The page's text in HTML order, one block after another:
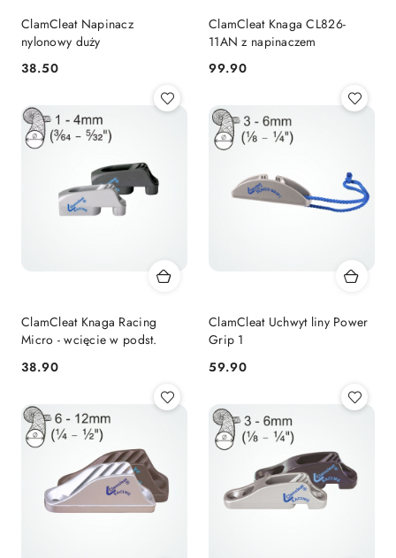
ClamCleat Napinacz
nylonowy duży
Cena:
38.50
ClamCleat Knaga CL826-
11AN z napinaczem
Cena:
99.90
ClamCleat Knaga Racing
Micro - wcięcie w podst.
Cena:
38.90
ClamCleat Uchwyt liny Power
Grip 1
Cena:
59.90